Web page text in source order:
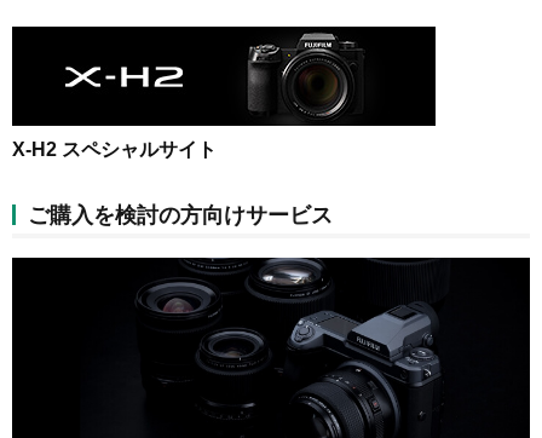
X-H2 スペシャルサイト
ご購入を検討の方向けサービス